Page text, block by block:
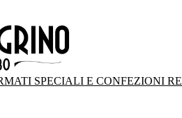
SPECIALI E CONFEZIONI